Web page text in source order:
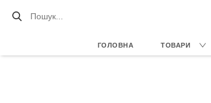
ГОЛОВНА ТОВАРИ